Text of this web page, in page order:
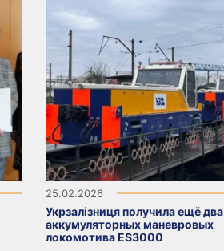
25.02.2026
Укрзалізниця получила ещё два
аккумуляторных маневровых
локомотива ES3000